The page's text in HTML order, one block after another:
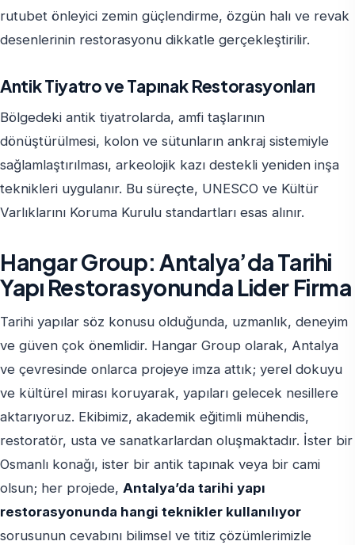
rutubet önleyici zemin güçlendirme, özgün halı ve revak
desenlerinin restorasyonu dikkatle gerçekleştirilir.
Antik Tiyatro ve Tapınak Restorasyonları
Bölgedeki antik tiyatrolarda, amfi taşlarının
dönüştürülmesi, kolon ve sütunların ankraj sistemiyle
sağlamlaştırılması, arkeolojik kazı destekli yeniden inşa
teknikleri uygulanır. Bu süreçte, UNESCO ve Kültür
Varlıklarını Koruma Kurulu standartları esas alınır.
Hangar Group: Antalya’da Tarihi
Yapı Restorasyonunda Lider Firma
Tarihi yapılar söz konusu olduğunda, uzmanlık, deneyim
ve güven çok önemlidir. Hangar Group olarak, Antalya
ve çevresinde onlarca projeye imza attık; yerel dokuyu
ve kültürel mirası koruyarak, yapıları gelecek nesillere
aktarıyoruz. Ekibimiz, akademik eğitimli mühendis,
restoratör, usta ve sanatkarlardan oluşmaktadır. İster bir
Osmanlı konağı, ister bir antik tapınak veya bir cami
olsun; her projede, Antalya’da tarihi yapı
restorasyonunda hangi teknikler kullanılıyor
sorusunun cevabını bilimsel ve titiz çözümlerimizle